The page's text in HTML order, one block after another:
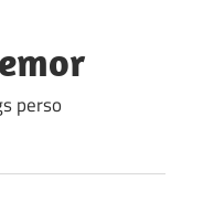
perso